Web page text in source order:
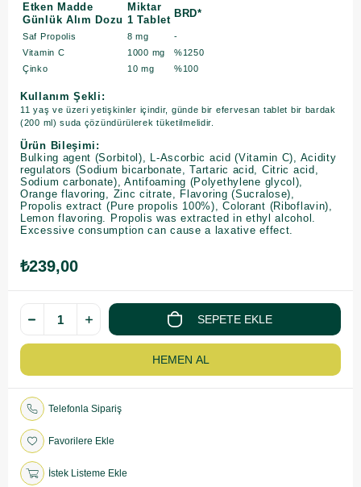
Etken Madde
Günlük Alım Dozu
Miktar
1 Tablet
BRD*
Saf Propolis 8 mg
-
Vitamin C
1000 mg
%1250
Çinko
10 mg %100
Kullanım Şekli:
11 yaş ve üzeri yetişkinler içindir, günde bir efervesan tablet bir bardak
(200 ml) suda çözündürülerek tüketilmelidir.
Ürün Bileşimi:
Bulking agent (Sorbitol), L-Ascorbic acid (Vitamin C), Acidity
regulators (Sodium bicarbonate, Tartaric acid, Citric acid,
Sodium carbonate), Antifoaming (Polyethylene glycol),
Orange flavoring, Zinc citrate, Flavoring (Sucralose),
Propolis extract (Pure propolis 100%), Colorant (Riboflavin),
Lemon flavoring. Propolis was extracted in ethyl alcohol.
Excessive consumption can cause a laxative effect.
₺239,00
Telefonla Sipariş
Favorilere Ekle
İstek Listeme Ekle